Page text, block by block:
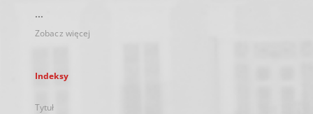
...
Zobacz więcej
Indeksy
Tytuł